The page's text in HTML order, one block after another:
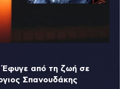
από τη ζωή σε
Σπανουδάκης